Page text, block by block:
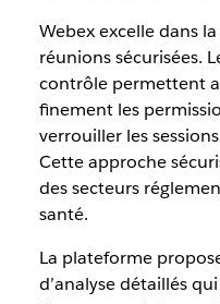
Webex excelle dans
réunions sécurisées.
contrôle permettent
finement les
verrouiller les
Cette approche
des secteurs
santé.
La plateforme
d’analyse détaillés